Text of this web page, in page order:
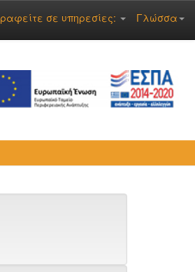
Γλώσσα
σε υπηρεσίες: